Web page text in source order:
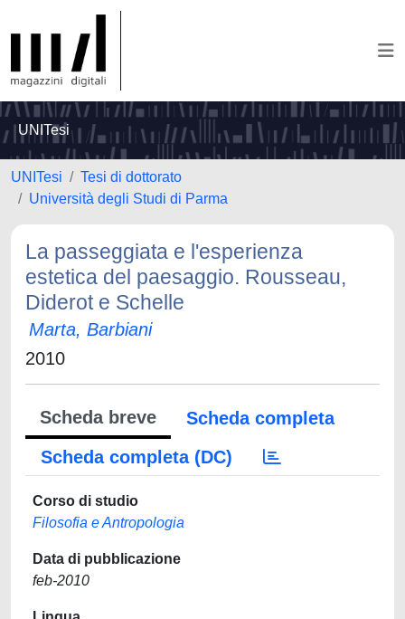
UNITesi
UNITesi
Tesi di dottorato
Università degli Studi di Parma
La passeggiata e l'esperienza
estetica del paesaggio. Rousseau,
Diderot e Schelle
Marta, Barbiani
2010
Scheda breve
Scheda completa
Scheda completa (DC)
Corso di studio
Filosofia e Antropologia
Data di pubblicazione
feb-2010